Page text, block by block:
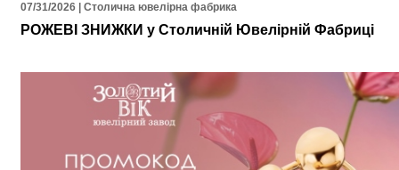
07/31/2026 | Столична ювелірна фабрика
РОЖЕВІ ЗНИЖКИ у Столичній Ювелірній Фабриці